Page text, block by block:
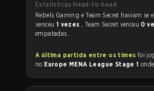
Estatísticas Head-to-head
venceu 1 vezes , Team Secret venceu 0
empatadas.
A última partida entre os times
no Europe MENA League Stage 1 onde